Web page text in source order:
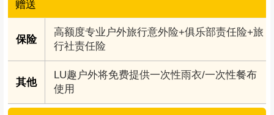
全天
早上集合点准时出发，车上领队讲解行程安排及
注意事项，发放小奖品，一路欢声笑语，预计
10:30左右到大巴车下车地点，然后换乘中转面包
车前往徒步起点（中转面包车45元/人自理，车上
另收）；九子屯老寨牧场，定能让你流连忘返；
中午在蓝天白云下，分享美食，全程徒步原返7公
里左右，如果下午下山时间早，根据实际情况可